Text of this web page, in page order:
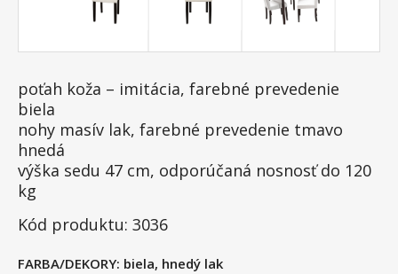
poťah koža – imitácia, farebné prevedenie
biela
nohy masív lak, farebné prevedenie tmavo
hnedá
výška sedu 47 cm, odporúčaná nosnosť do 120
kg
Kód produktu: 3036
FARBA/DEKORY: biela, hnedý lak